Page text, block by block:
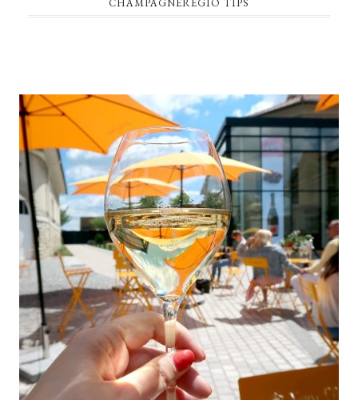
CHAMPAGNEREGIO TIPS